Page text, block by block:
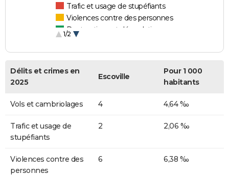
Trafic et usage de stupéfiants
Violences contre des personnes
Destructions et dégradations
1/2
Délits et crimes en
2025
Escoville
Pour 1 000
habitants
Vols et cambriolages 4 4,64 ‰
Trafic et usage de
stupéfiants
2 2,06 ‰
Violences contre des
personnes
6 6,38 ‰